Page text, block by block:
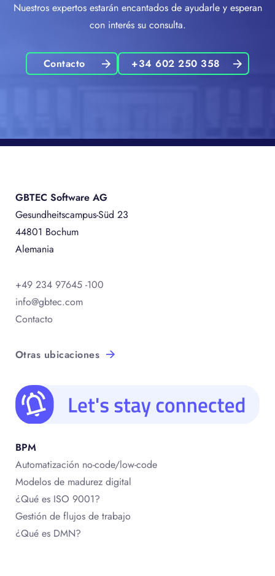
Nuestros expertos estarán encantados de ayudarle y esperan
con interés su consulta.
Contacto +34 602 250 358
GBTEC Software AG
Gesundheitscampus-Süd 23
44801 Bochum
Alemania
+49 234 97645 -100
info@gbtec.com
Contacto
Otras ubicaciones
BPM
Automatización no-code/low-code
Modelos de madurez digital
¿Qué es ISO 9001?
Gestión de flujos de trabajo
¿Qué es DMN?